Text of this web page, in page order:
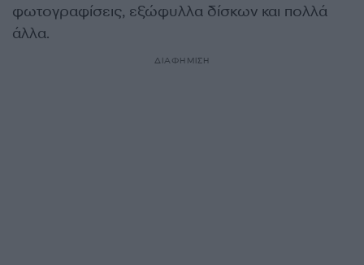
φωτογραφίσεις, εξώφυλλα δίσκων και πολλά
άλλα.
ΔΙΑΦΗΜΙΣΗ